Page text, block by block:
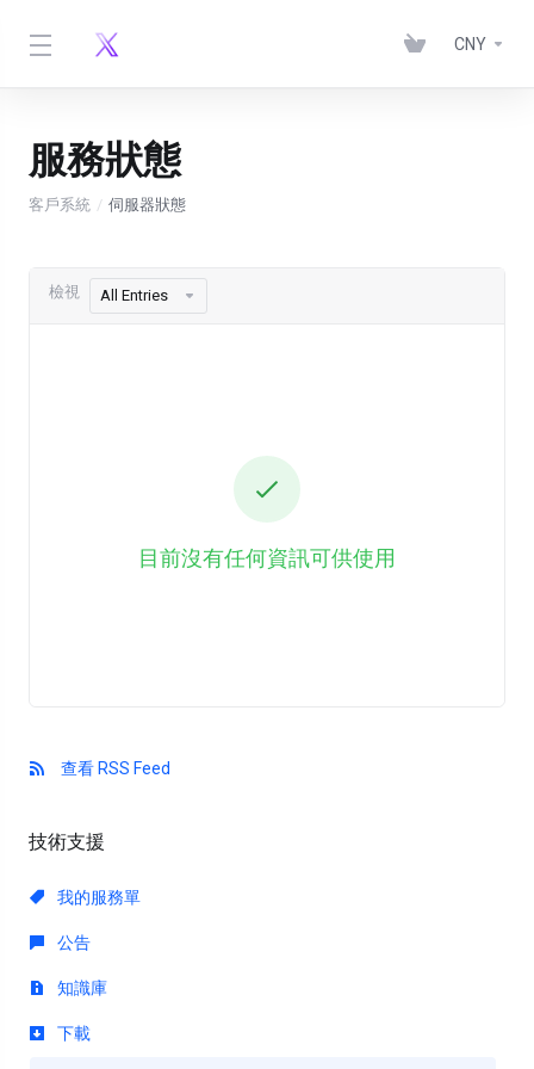
CNY
服務狀態
客戶系統 伺服器狀態
查看 RSS Feed
技術支援
我的服務單
公告
知識庫
下載
檢視 All Entries
目前沒有任何資訊可供使用